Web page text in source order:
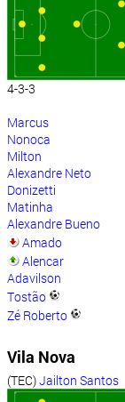
4-3-3
Marcus
Nonoca
Milton
Alexandre Neto
Donizetti
Matinha
Alexandre Bueno
Amado
Alencar
Adavilson
Tostão
Zé Roberto
Vila Nova
(TEC)Jailton Santos